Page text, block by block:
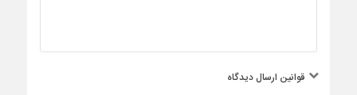
قوانین ارسال دیدگاه